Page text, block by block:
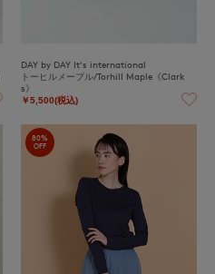
DAY by DAY It's international
トーヒルメープル/Torhill Maple《Clark
s》
￥5,500(税込)
80%
OFF